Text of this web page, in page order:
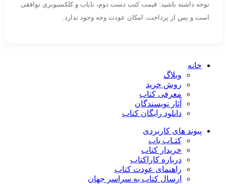
توجه داشته باشید: قیمت کتب دست دوم، نایاب و کلکسیونری توافقی
است و پس از پرداخت، امکان عودت وجه وجود ندارد.
خانه
وبلاگ
روش خرید
معرفی کتاب
آثار نویسندگان
دانلود رایگان کتاب
پیوند های کاربردی
کتـاب یاب
خریدار کتاب
درباره کاراکتاب
راهنمای عودت کتاب
ارسال کتاب به سراسر جهان